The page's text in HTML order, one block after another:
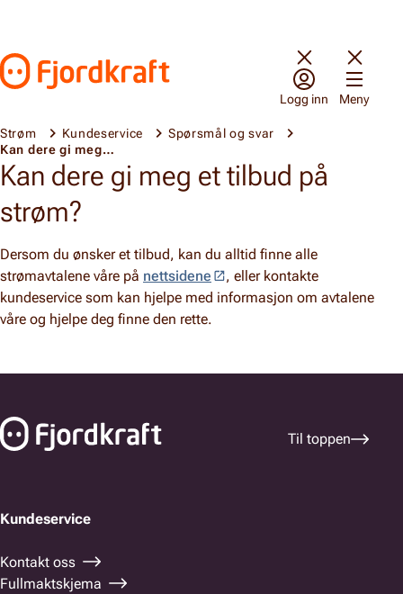
Gå til forsiden
Logg inn Meny
Strøm Kundeservice
Spørsmål og svar
Kan dere gi meg et tilbud på strøm?
Kan dere gi meg et tilbud på
strøm?
Dersom du ønsker et tilbud, kan du alltid finne alle
strømavtalene våre på nettsidene
, eller kontakte
kundeservice som kan hjelpe med informasjon om avtalene
våre og hjelpe deg finne den rette.
Til toppen
Kundeservice
Kontakt oss
Fullmaktskjema